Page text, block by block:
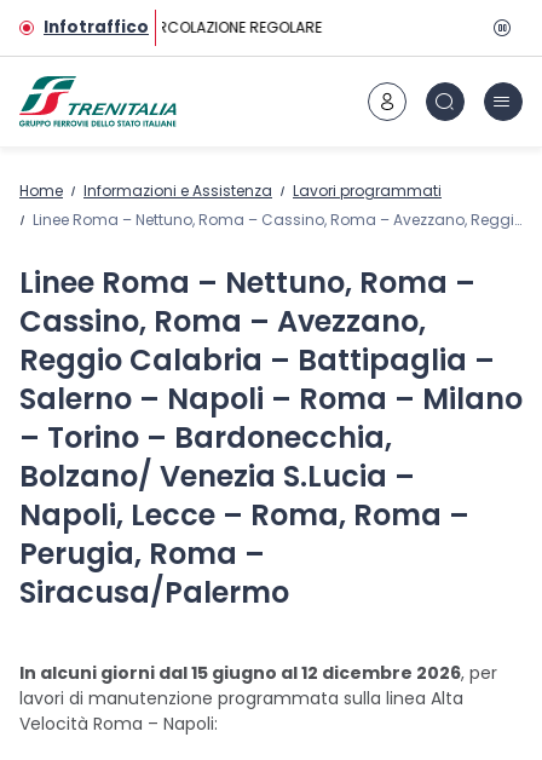
Vai al contenuto principale
InfotrafficoCIRCOLAZIONE REGOLARE
Home Informazioni e Assistenza
Lavori programmati
Linee Roma – Nettuno, Roma – Cassino, Roma – Avezzano, Reggio Calabria – Battipaglia – Salerno – Napoli – Roma – Milano – Torino – Bardonecchia, Bolzano/ Venezia S.Lucia – Napoli, Lecce – Roma, Roma – Perugia, Roma – Siracusa/Palermo
Linee Roma – Nettuno, Roma –
Cassino, Roma – Avezzano,
Reggio Calabria – Battipaglia –
Salerno – Napoli – Roma – Milano
– Torino – Bardonecchia,
Bolzano/ Venezia S.Lucia –
Napoli, Lecce – Roma, Roma –
Perugia, Roma –
Siracusa/Palermo
In alcuni giorni dal 15 giugno al 12 dicembre 2026, per
lavori di manutenzione programmata sulla linea Alta
Velocità Roma – Napoli: